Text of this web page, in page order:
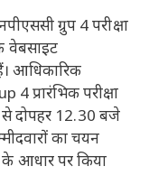
ग्रुप 4 परीक्षा
वेबसाइट
आधिकारिक
प्रारंभिक परीक्षा
दोपहर 12.30 बजे
का चयन
के आधार पर किया